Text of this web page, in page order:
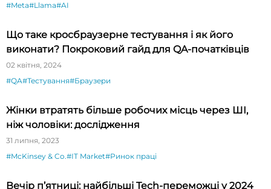
#Meta#Llama#AI
Що таке кросбраузерне тестування і як його
виконати? Покроковий гайд для QA-початківців
02 квітня, 2024
#QA#Тестування#Браузери
Жінки втратять більше робочих місць через ШІ,
ніж чоловіки: дослідження
31 липня, 2023
#McKinsey & Co.#IT Market#Ринок праці
Вечір п’ятниці: найбільші Tech-переможці у 2024